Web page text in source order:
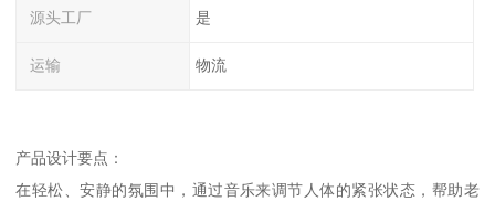
源头工厂 是
运输 物流
产品设计要点：
在轻松、安静的氛围中，通过音乐来调节人体的紧张状态，帮助老